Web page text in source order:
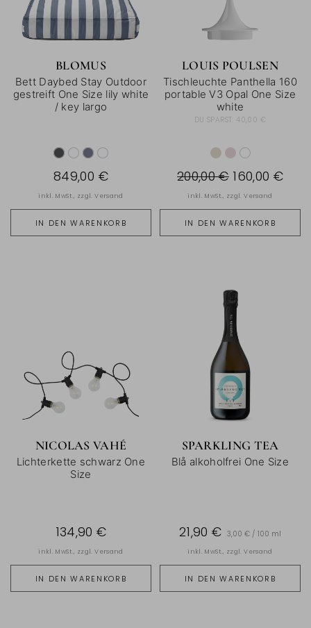
BLOMUS
Bett Daybed Stay Outdoor
gestreift One Size lily white
/ key largo
IN DEN WARENKORB
849,00 €
inkl. MwSt., zzgl.Versand
LOUIS POULSEN
Tischleuchte Panthella 160
portable V3 Opal One Size
white
DU SPARST:40,00 €
IN DEN WARENKORB
200,00 € 160,00 €
inkl. MwSt., zzgl.Versand
NICOLAS VAHÉ
Lichterkette schwarz One
Size
IN DEN WARENKORB
134,90 €
inkl. MwSt., zzgl.Versand
SPARKLING TEA
Blå alkoholfrei One Size
IN DEN WARENKORB
21,90 € 3,00 € / 100 ml
inkl. MwSt., zzgl.Versand